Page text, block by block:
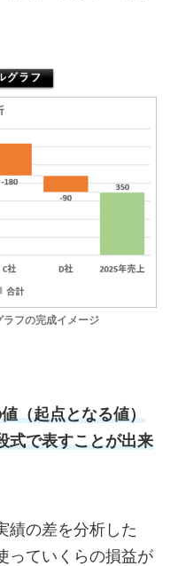
フの完成イメージ
（起点となる値）
式で表すことが出来
績の差を分析した
っていくらの損益が